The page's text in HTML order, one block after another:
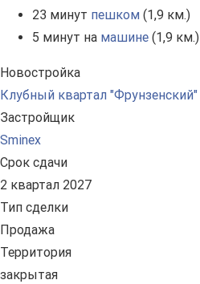
23 минут пешком (1,9 км.)
5 минут на машине (1,9 км.)
Новостройка
Клубный квартал "Фрунзенский"
Застройщик
Sminex
Срок сдачи
2 квартал 2027
Тип сделки
Продажа
Территория
закрытая